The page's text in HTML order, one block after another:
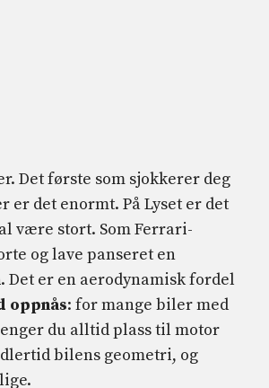
Det første som sjokkerer deg
er det enormt. På Lyset er det
være stort. Som Ferrari-
og lave panseret en
. Det er en aerodynamisk fordel
oppnås: for mange biler med
du alltid plass til motor
bilens geometri, og